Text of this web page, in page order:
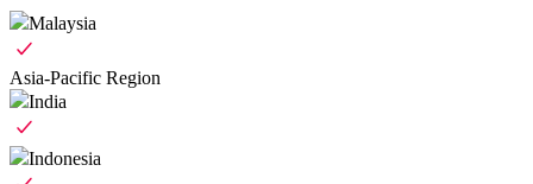
Malaysia
Asia-Pacific Region
India
Indonesia